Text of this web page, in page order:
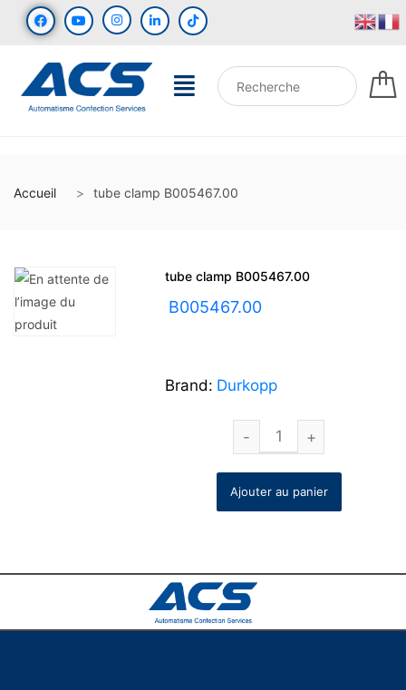
Accueil tube clamp B005467.00
tube clamp B005467.00
B005467.00
Brand: Durkopp
Ajouter au panier